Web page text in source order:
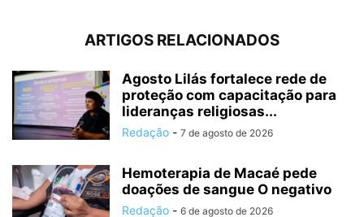
ARTIGOS RELACIONADOS
Agosto Lilás fortalece rede de
proteção com capacitação para
lideranças religiosas...
Redação - 7 de agosto de 2026
Hemoterapia de Macaé pede
doações de sangue O negativo
Redação - 6 de agosto de 2026